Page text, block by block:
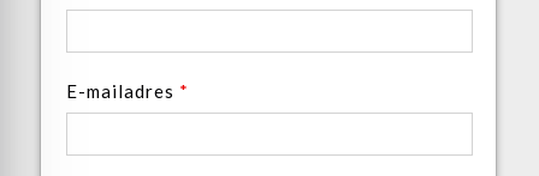
E-mailadres *